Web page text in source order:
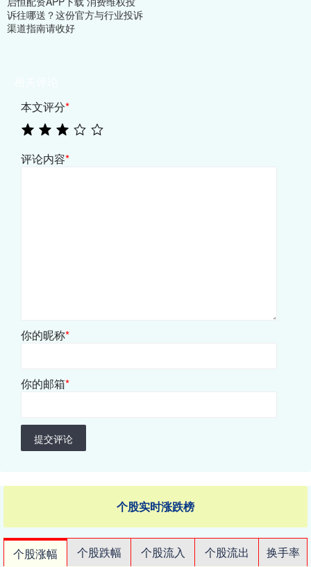
诉往哪送？这份官方与行业投诉
渠道指南请收好
本文评分*
评论内容*
你的昵称*
你的邮箱*
提交评论
个股实时涨跌榜
个股涨幅 个股跌幅 个股流入 个股流出
换手率